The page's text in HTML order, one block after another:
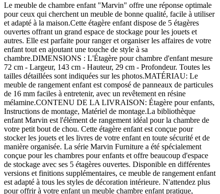
Le meuble de chambre enfant "Marvin" offre une réponse optimale
pour ceux qui cherchent un meuble de bonne qualité, facile à utiliser
et adapté à la maison.Cette étagère enfant dispose de 5 étagères
ouvertes offrant un grand espace de stockage pour les jouets et
autres. Elle est parfaite pour ranger et organiser les affaires de votre
enfant tout en ajoutant une touche de style à sa
chambre.DIMENSIONS : L'Étagère pour chambre d'enfant mesure
72 cm - Largeur, 143 cm - Hauteur, 29 cm - Profondeur. Toutes les
tailles détaillées sont indiquées sur les photos.MATÉRIAU: Le
meuble de rangement enfant est composé de panneaux de particules
de 16 mm faciles à entretenir, avec un revêtement en résine
mélamine.CONTENU DE LA LIVRAISON: Étagère pour enfants,
Instructions de montage, Matériel de montage.La bibliothèque
enfant Marvin est l'élément de rangement idéal pour la chambre de
votre petit bout de chou. Cette étagère enfant est conçue pour
stocker les jouets et les livres de votre enfant en toute sécurité et de
manière organisée. La série Marvin Furniture a été spécialement
conçue pour les chambres pour enfants et offre beaucoup d'espace
de stockage avec ses 5 étagères ouvertes. Disponible en différentes
versions et finitions supplémentaires, ce meuble de rangement enfant
est adapté à tous les styles de décoration intérieure. N'attendez plus
pour offrir à votre enfant un meuble chambre enfant pratique,